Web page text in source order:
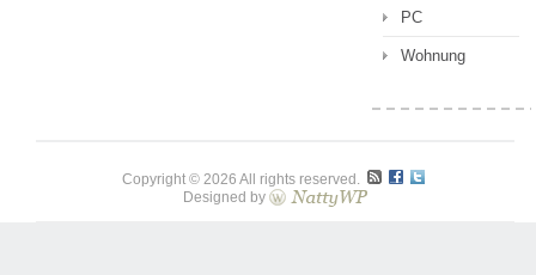
PC
Wohnung
Copyright © 2026 All rights reserved.
Designed by